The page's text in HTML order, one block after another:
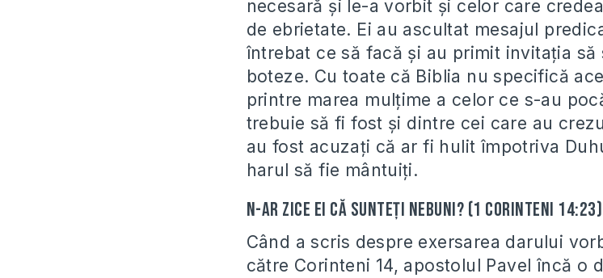
necesară și le-a vorbit și celor care
de ebrietate. Ei au ascultat mesajul
întrebat ce să facă și au primit invitația să
boteze. Cu toate că Biblia nu specifică
printre marea mulțime a celor ce s-au
trebuie să fi fost și dintre cei care au
au fost acuzați că ar fi hulit împotriva
harul să fie mântuiți.
N-ar zice ei că sunteți nebuni? (1 Corinteni 14:23)
Când a scris despre exersarea darului
către Corinteni 14, apostolul Pavel încă o